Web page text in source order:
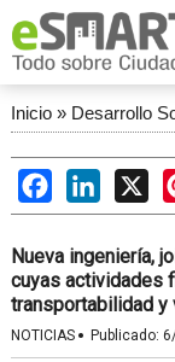
Inicio» Desarrollo
FacebookLinkedIn
X
Nueva ingeniería,
cuyas actividades
transportabilidad
NOTICIAS · Publicado: